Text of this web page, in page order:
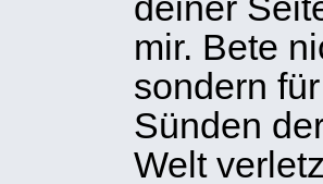
deiner
mir. Bete
sondern
Sünden
Welt